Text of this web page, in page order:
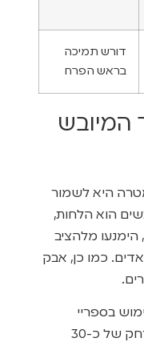
דורש תמיכה
בראש הפרח
המיובש
היא לשמור
הוא הלחות,
הימנעו מלהציב
כמו כן, אבק
בספריי
לשיער (לכה לשיער). התזה עדינה ממרחק של כ-30